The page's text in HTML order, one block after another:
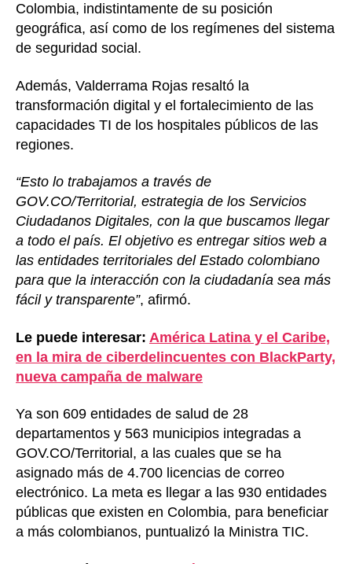
Colombia, indistintamente de su posición
geográfica, así como de los regímenes del sistema
de seguridad social.
Además, Valderrama Rojas resaltó la
transformación digital y el fortalecimiento de las
capacidades TI de los hospitales públicos de las
regiones.
“Esto lo trabajamos a través de
GOV.CO/Territorial, estrategia de los Servicios
Ciudadanos Digitales, con la que buscamos llegar
a todo el país. El objetivo es entregar sitios web a
las entidades territoriales del Estado colombiano
para que la interacción con la ciudadanía sea más
fácil y transparente”, afirmó.
Le puede interesar: América Latina y el Caribe,
en la mira de ciberdelincuentes con BlackParty,
nueva campaña de malware
Ya son 609 entidades de salud de 28
departamentos y 563 municipios integradas a
GOV.CO/Territorial, a las cuales que se ha
asignado más de 4.700 licencias de correo
electrónico. La meta es llegar a las 930 entidades
públicas que existen en Colombia, para beneficiar
a más colombianos, puntualizó la Ministra TIC.